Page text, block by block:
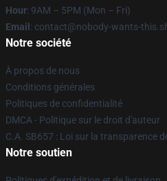
Hour: 9AM – 5PM (Mon – Fri)
Email : contact@nobody-wants-
Notre société
À propos de nous
Conditions générales
Politiques de confidentialité
DMCA - Politique sur le droit d'auteur
C.A. SB657 : Loi sur la transparence
Notre soutien